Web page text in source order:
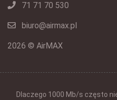
71 71 70 530
biuro@airmax.pl
2026 © AirMAX
Dlaczego 1000 Mb/s często